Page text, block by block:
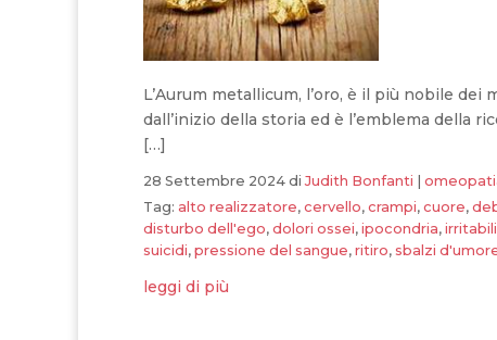
L’Aurum metallicum, l’oro, è il più nobile
dall’inizio della storia ed è l’emblema della
[…]
28 Settembre 2024 diJudith Bonfanti
Tag: alto realizzatore, cervello, crampi, cuore,
disturbo dell'ego, dolori ossei, ipocondria,
suicidi, pressione del sangue, ritiro, sbalzi
leggi di più